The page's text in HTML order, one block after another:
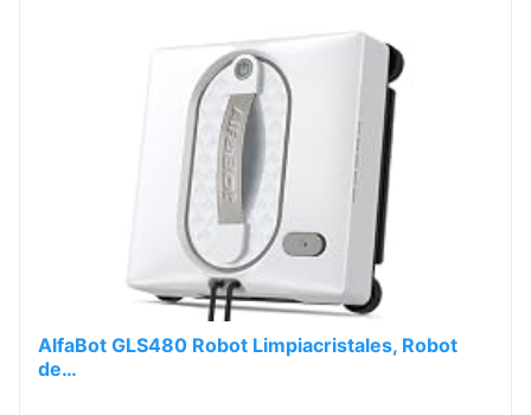
AlfaBot GLS480 Robot Limpiacristales, Robot
de…